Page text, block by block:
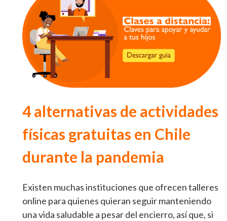
4 alternativas de actividades
físicas gratuitas en Chile
durante la pandemia
Existen muchas instituciones que ofrecen talleres
online para quienes quieran seguir manteniendo
una vida saludable a pesar del encierro, así que, si